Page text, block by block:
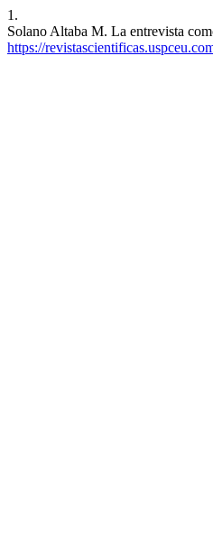
1.
Solano Altaba M. La entrevista
https://